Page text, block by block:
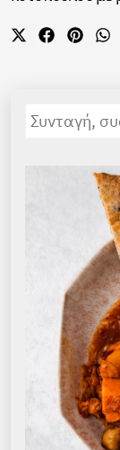
ShareShare
Αναζήτηση